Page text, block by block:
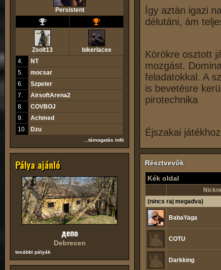
Persistent
Zsolt13
bikerlacee
4.
NT
5.
mocsar
6.
Szpeter
7.
AirsoftArena2
8.
COVBOJ
9.
Achmed
10.
Dzu
...támogatás infó
Pálya ajánló
депо
Debrecen
további pályák
Így aztán igazi
délutáni, ám
Körökre osztott
mozgást.
feladatokkal. A
is bevetésre
pirotechnika
Éjszakai
Résztvevők
Kék oldal
(nincs raj megadva)
BabaYaga
COTU
Darkking